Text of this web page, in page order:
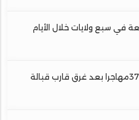
في سبع ولايات خلال الأيام
خفر السواحل ينقذ 37مهاجرا بعد غرق قارب قبالة